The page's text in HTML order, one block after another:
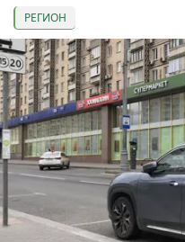
РЕГИОН